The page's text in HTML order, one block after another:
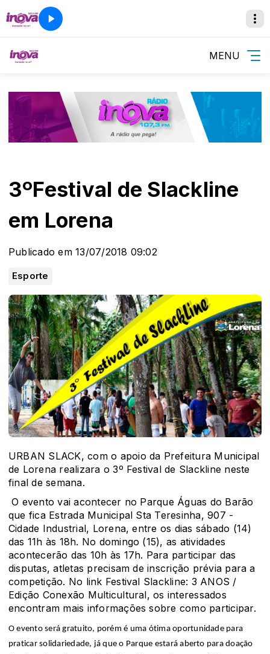
MENU
3ºFestival de Slackline
em Lorena
Publicado em 13/07/2018 09:02
Esporte
URBAN SLACK, com o apoio da Prefeitura Municipal
de Lorena realizara o 3º Festival de Slackline neste
final de semana.
O evento vai acontecer no Parque Águas do Barão
que fica Estrada Municipal Sta Teresinha, 907 -
Cidade Industrial, Lorena, entre os dias sábado (14)
das 11h às 18h. No domingo (15), as atividades
acontecerão das 10h às 17h. Para participar das
disputas, atletas precisam de inscrição prévia para a
competição. No link Festival Slackline: 3 ANOS /
Edição Conexão Multicultural, os interessados
encontram mais informações sobre como participar.
O evento será gratuito, porém é uma ótima oportunidade para
praticar solidariedade, já que o Parque estará aberto para doação